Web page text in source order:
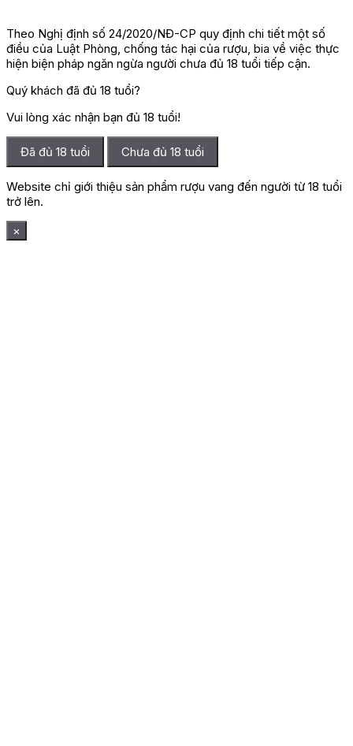
Theo Nghị định số 24/2020/NĐ-CP quy định chi tiết một số
điều của Luật Phòng, chống tác hại của rượu, bia về việc thực
hiện biện pháp ngăn ngừa người chưa đủ 18 tuổi tiếp cận.
Quý khách đã đủ 18 tuổi?
Vui lòng xác nhận bạn đủ 18 tuổi!
Đã đủ 18 tuổi Chưa đủ 18 tuổi
Website chỉ giới thiệu sản phẩm rượu vang đến người từ 18 tuổi
trở lên.
×